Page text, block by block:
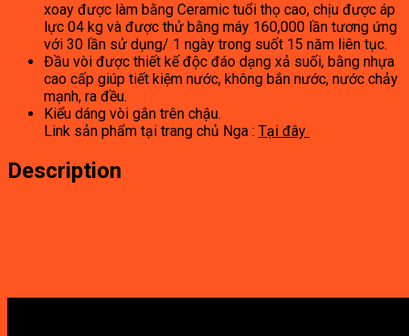
xoay được làm bằng Ceramic tuổi thọ cao, chịu được áp
lực 04 kg và được thử bằng máy 160,000 lần tương ứng
với 30 lần sử dụng/ 1 ngày trong suốt 15 năm liên tục.
Đầu vòi được thiết kế độc đáo dạng xả suối, bằng nhựa
cao cấp giúp tiết kiệm nước, không bắn nước, nước chảy
mạnh, ra đều.
Kiểu dáng vòi gắn trên chậu.
Link sản phẩm tại trang chủ Nga : Tại đây
Description